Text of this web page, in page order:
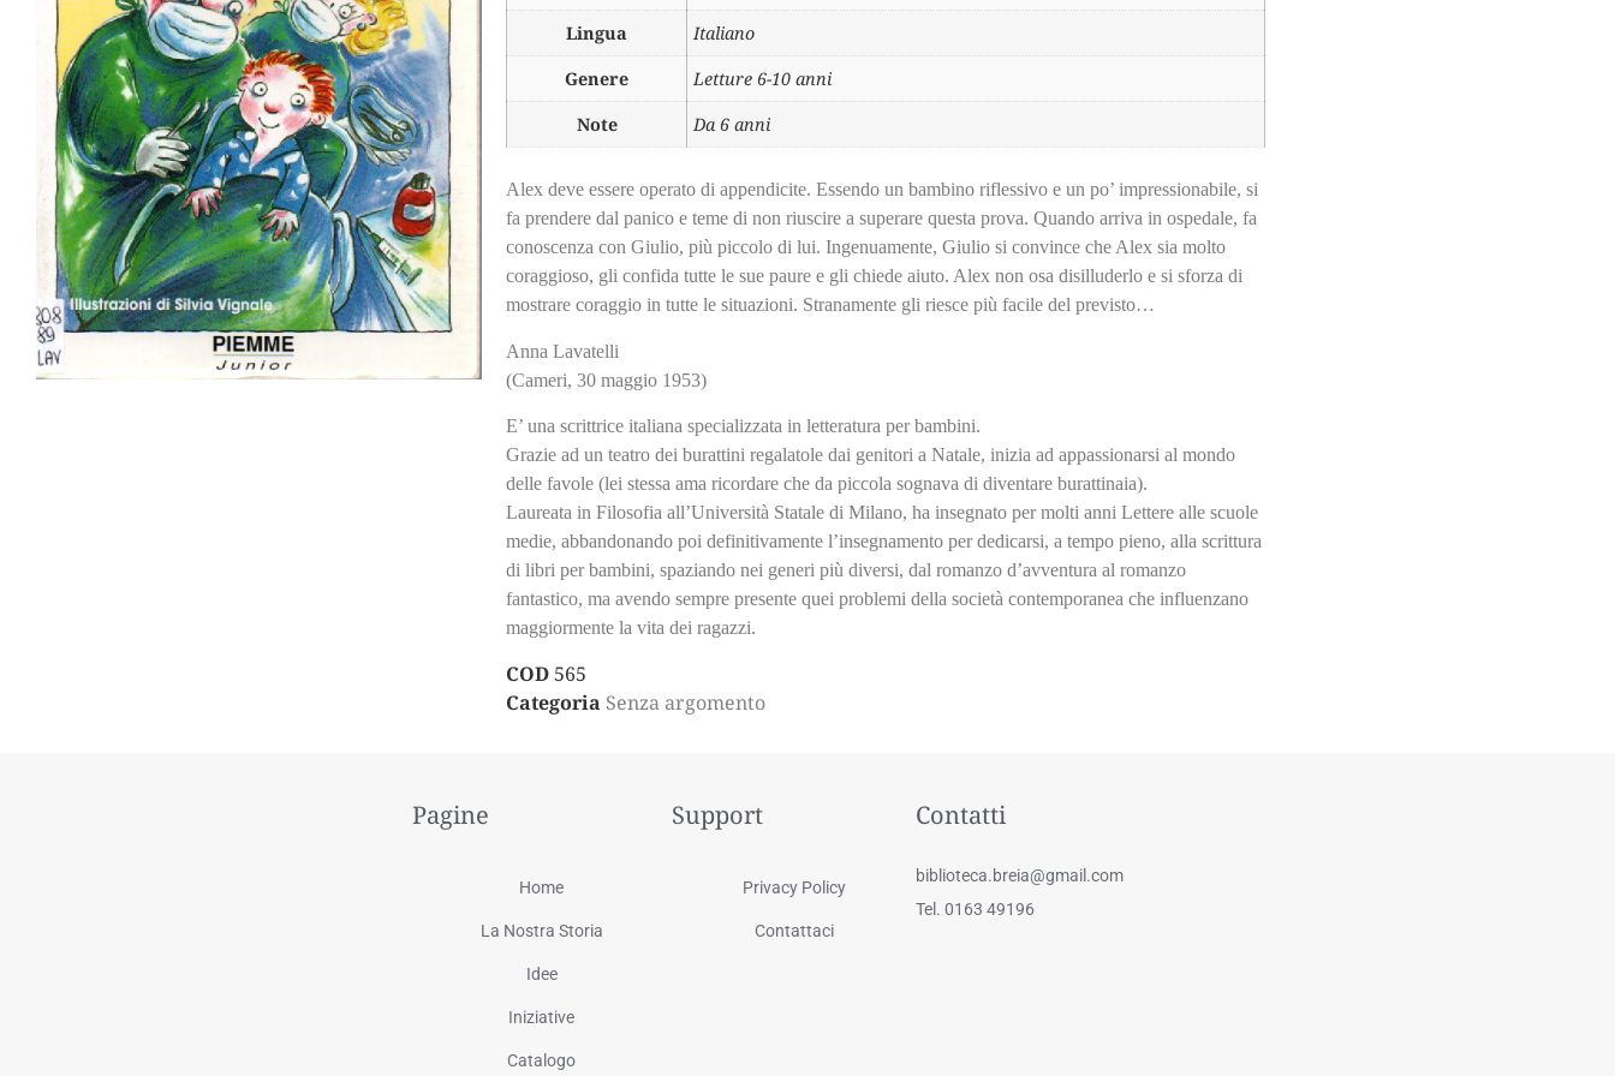
Lingua
Italiano
Genere
Letture 6-10 anni
Note
Da 6 anni
Alex deve essere operato di appendicite. Essendo un bambino riflessivo e un po’ impressionabile, si
fa prendere dal panico e teme di non riuscire a superare questa prova. Quando arriva in ospedale, fa
conoscenza con Giulio, più piccolo di lui. Ingenuamente, Giulio si convince che Alex sia molto
coraggioso, gli confida tutte le sue paure e gli chiede aiuto. Alex non osa disilluderlo e si sforza di
mostrare coraggio in tutte le situazioni. Stranamente gli riesce più facile del previsto…
Anna Lavatelli
(Cameri, 30 maggio 1953)
E’ una scrittrice italiana specializzata in letteratura per bambini.
Grazie ad un teatro dei burattini regalatole dai genitori a Natale, inizia ad appassionarsi al mondo
delle favole (lei stessa ama ricordare che da piccola sognava di diventare burattinaia).
Laureata in Filosofia all’Università Statale di Milano, ha insegnato per molti anni Lettere alle scuole
medie, abbandonando poi definitivamente l’insegnamento per dedicarsi, a tempo pieno, alla scrittura
di libri per bambini, spaziando nei generi più diversi, dal romanzo d’avventura al romanzo
fantastico, ma avendo sempre presente quei problemi della società contemporanea che influenzano
maggiormente la vita dei ragazzi.
COD 565
Categoria Senza argomento
Pagine
Home
La Nostra Storia
Idee
Iniziative
Catalogo
Support
Privacy Policy
Contattaci
Contatti
biblioteca.breia@gmail.com
Tel. 0163 49196